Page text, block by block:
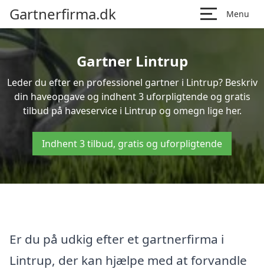
Gartnerfirma.dk Menu
Gartner Lintrup
Leder du efter en professionel gartner i Lintrup? Beskriv
din haveopgave og indhent 3 uforpligtende og gratis
tilbud på haveservice i Lintrup og omegn lige her.
Indhent 3 tilbud, gratis og uforpligtende
Er du på udkig efter et gartnerfirma i
Lintrup, der kan hjælpe med at forvandle